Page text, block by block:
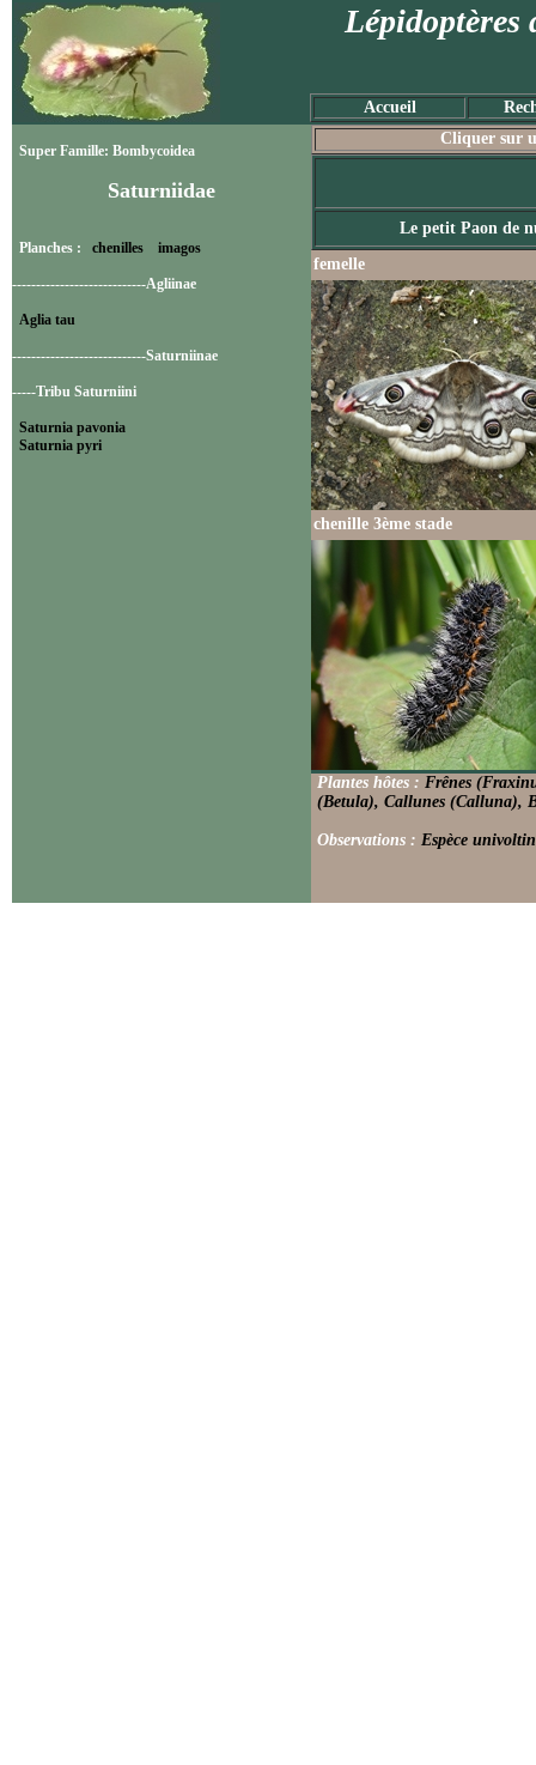
Lépidoptères
Accueil
Super Famille: Bombycoidea
Saturniidae
Planches : chenilles imagos
----------------------------Agliinae
Aglia tau
----------------------------Saturniinae
-----Tribu Saturniini
Saturnia pavonia
Saturnia pyri
Cliquer sur
Le petit Paon de
femelle
chenille 3ème stade
Plantes hôtes : Frênes
(Betula), Callunes (Calluna),
Observations : Espèce